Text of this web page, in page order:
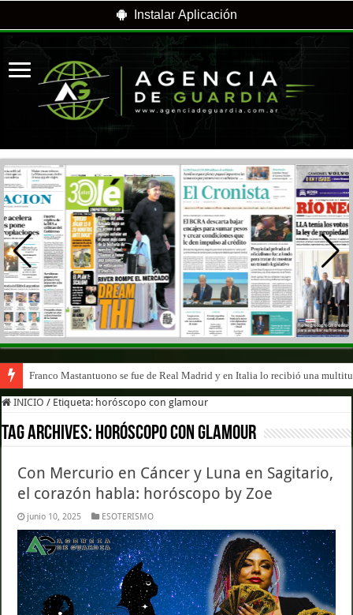
Instalar Aplicación
Franco Mastantuono se fue de Real Madrid y en Italia lo recibió una
INICIO / Etiqueta: horóscopo con glamour
Tag Archives: horóscopo con glamour
Con Mercurio en Cáncer y Luna en Sagitario,
el corazón habla: horóscopo by Zoe
junio 10, 2025 ESOTERISMO